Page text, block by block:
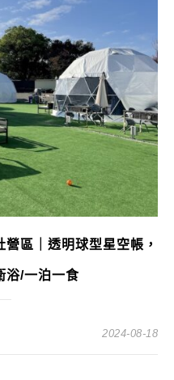
區｜透明球型星空帳，
浴/一泊一食
2024-08-18